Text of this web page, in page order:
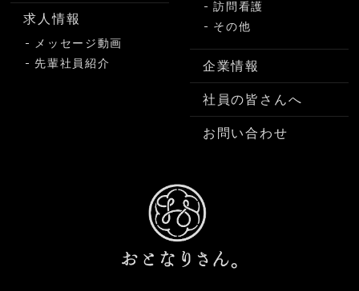
求人情報
メッセージ動画
先輩社員紹介
訪問看護
その他
企業情報
社員の皆さんへ
お問い合わせ